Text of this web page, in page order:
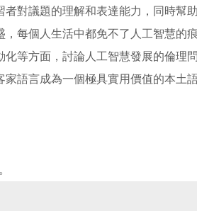
對議題的理解和表達能力，同時幫
每個人生活中都免不了人工智慧的
等方面，討論人工智慧發展的倫理
語言成為一個極具實用價值的本土語